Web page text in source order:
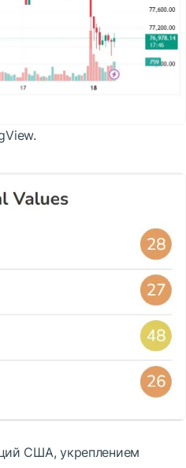
США, укреплением